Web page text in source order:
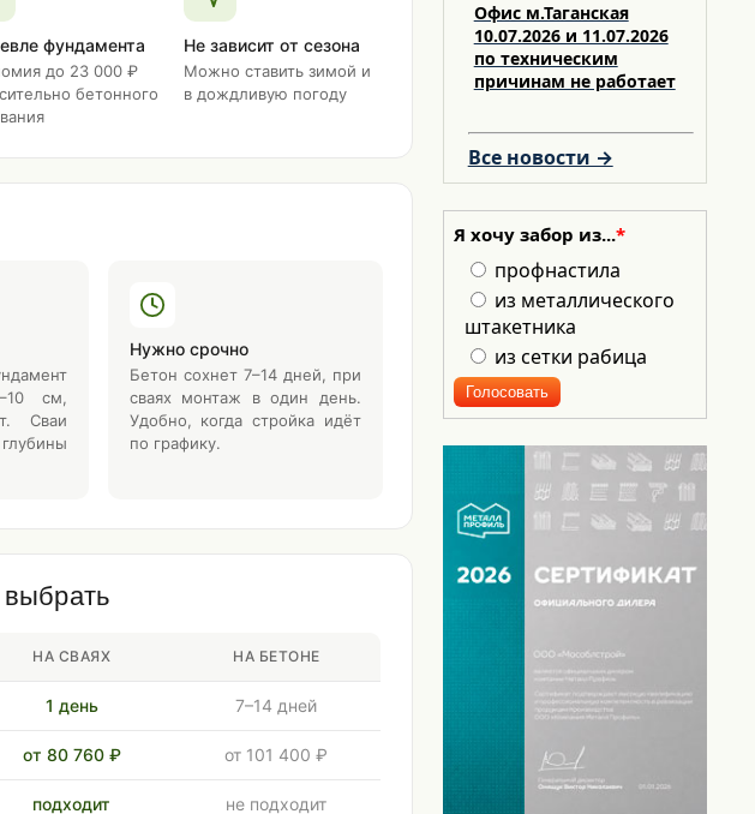
Офис м.Таганская
10.07.2026 и 11.07.2026
по техническим
причинам не работает
Все новости →
Я хочу забор из...*
профнастила
из металлического
штакетника
из сетки рабица
фундамента
до 23 000 ₽
бетонного
Не зависит от сезона
Можно ставить зимой и
в дождливую погоду
см,
Сваи
Нужно срочно
Бетон сохнет 7–14 дней, при
сваях монтаж в один день.
Удобно, когда стройка идёт
по графику.
НА СВАЯХ НА БЕТОНЕ
1 день 7–14 дней
от 80 760 ₽ от 101 400 ₽
подходит не подходит